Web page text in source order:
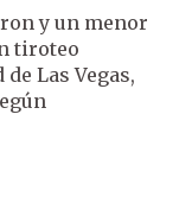
y un menor
tiroteo
Las Vegas,